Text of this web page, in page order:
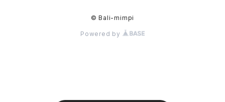
© Bali-mimpi
Powered by